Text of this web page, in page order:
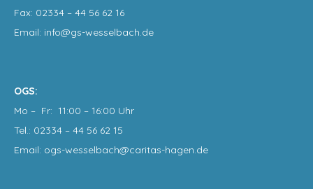
Fax: 02334 – 44 56 62 16
Email: info@gs-wesselbach.de
OGS:
Mo – Fr: 11:00 – 16:00 Uhr
Tel.: 02334 – 44 56 62 15
Email: ogs-wesselbach@caritas-hagen.de